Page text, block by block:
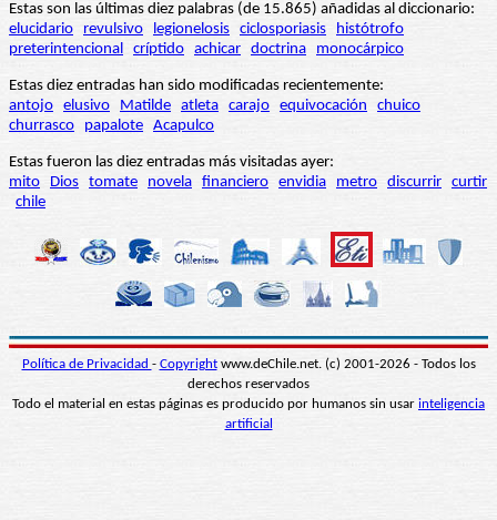
Estas son las últimas diez palabras (de 15.865) añadidas al diccionario:
elucidario
revulsivo legionelosis ciclosporiasis
histótrofo
preterintencional críptido achicar doctrina monocárpico
Estas diez entradas han sido modificadas recientemente:
antojo elusivo Matilde atleta carajo equivocación
chuico
churrasco
papalote Acapulco
Estas fueron las diez entradas más visitadas ayer:
mito
Dios tomate novela financiero envidia metro discurrir curtir
chile
Política de Privacidad - Copyrightwww.deChile.net. (c) 2001-2026 - Todos los
derechos reservados
Todo el material en estas páginas es producido por humanos sin usar inteligencia
artificial